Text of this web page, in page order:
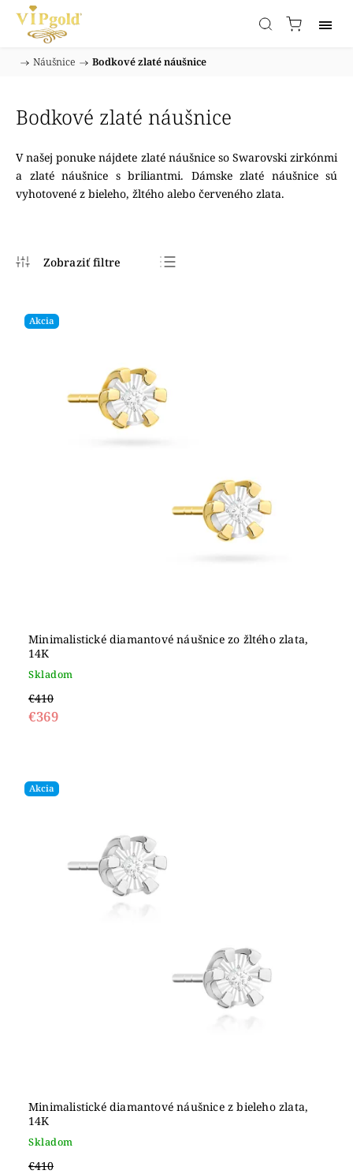
/ Náušnice / Bodkové zlaté náušnice
Bodkové zlaté náušnice
V našej ponuke nájdete zlaté náušnice so Swarovski zirkónmi
a zlaté náušnice s briliantmi. Dámske zlaté náušnice sú
vyhotovené z bieleho, žltého alebo červeného zlata.
Akcia
Minimalistické diamantové náušnice zo žltého zlata,
14K
Skladom
€410
€369
Akcia
Minimalistické diamantové náušnice z bieleho zlata,
14K
Skladom
€410